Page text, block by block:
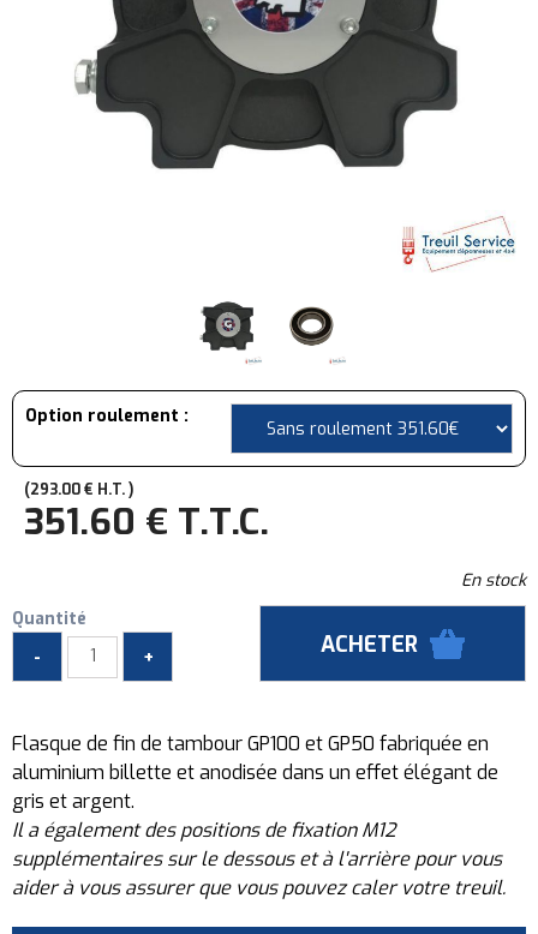
Option roulement :
293.00€ H.T.
351.60 € T.T.C.
En stock
Quantité
Flasque de fin de tambour GP100 et GP50 fabriquée en
aluminium billette et anodisée dans un effet élégant de
gris et argent.
Il a également des positions de fixation M12
supplémentaires sur le dessous et à l'arrière pour vous
aider à vous assurer que vous pouvez caler votre treuil.